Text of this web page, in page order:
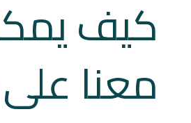
كيف
معنا على